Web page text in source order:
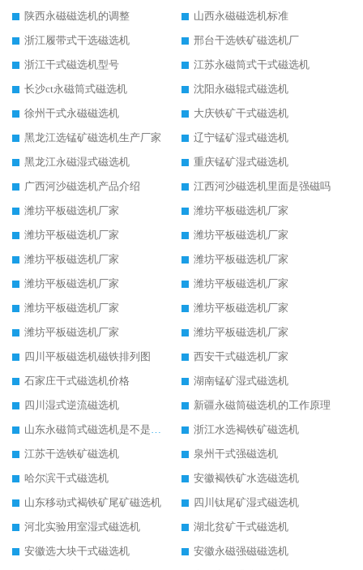
陕西永磁磁选机的调整
山西永磁磁选机标准
浙江履带式干选磁选机
邢台干选铁矿磁选机厂
浙江干式磁选机型号
江苏永磁筒式干式磁选机
长沙ct永磁筒式磁选机
沈阳永磁辊式磁选机
徐州干式永磁磁选机
大庆铁矿干式磁选机
黑龙江选锰矿磁选机生产厂家
辽宁锰矿湿式磁选机
黑龙江永磁湿式磁选机
重庆锰矿湿式磁选机
广西河沙磁选机产品介绍
江西河沙磁选机里面是强磁吗
潍坊平板磁选机厂家
潍坊平板磁选机厂家
潍坊平板磁选机厂家
潍坊平板磁选机厂家
潍坊平板磁选机厂家
潍坊平板磁选机厂家
潍坊平板磁选机厂家
潍坊平板磁选机厂家
潍坊平板磁选机厂家
潍坊平板磁选机厂家
潍坊平板磁选机厂家
潍坊平板磁选机厂家
四川平板磁选机磁铁排列图
西安干式磁选机厂家
石家庄干式磁选机价格
湖南锰矿湿式磁选机
四川湿式逆流磁选机
新疆永磁筒磁选机的工作原理
山东永磁筒式磁选机是不是强磁
浙江水选褐铁矿磁选机
江苏干选铁矿磁选机
泉州干式强磁选机
哈尔滨干式磁选机
安徽褐铁矿水选磁选机
山东移动式褐铁矿尾矿磁选机
四川钛尾矿湿式磁选机
河北实验用室湿式磁选机
湖北贫矿干式磁选机
安徽选大块干式磁选机
安徽永磁强磁磁选机